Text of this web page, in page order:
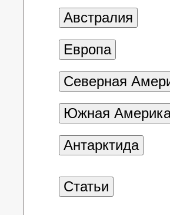
Австралия
Европа
Северная
Южная
Антарктида
Статьи